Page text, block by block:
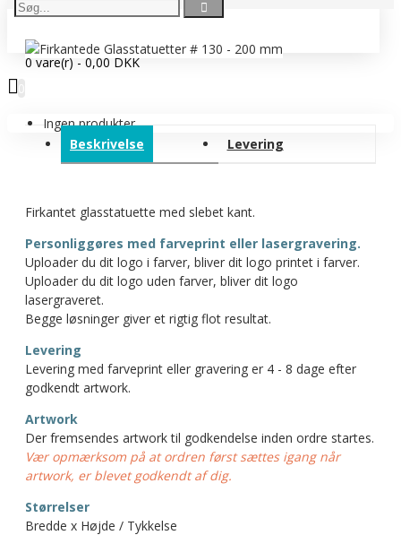
0 vare(r) - 0,00 DKK
Ingen produkter
Beskrivelse Levering
Firkantet glasstatuette med slebet kant.
Personliggøres med farveprint eller lasergravering.
Uploader du dit logo i farver, bliver dit logo printet i farver.
Uploader du dit logo uden farver, bliver dit logo
lasergraveret.
Begge løsninger giver et rigtig flot resultat.
Levering
Levering med farveprint eller gravering er 4 - 8 dage efter
godkendt artwork.
Artwork
Der fremsendes artwork til godkendelse inden ordre startes.
Vær opmærksom på at ordren først sættes igang når
artwork, er blevet godkendt af dig.
Størrelser
Bredde x Højde / Tykkelse